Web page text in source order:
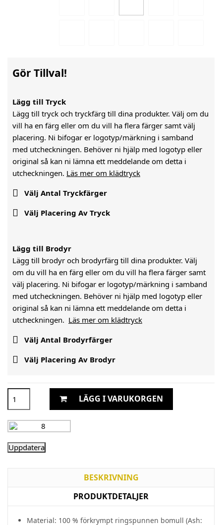
Gör Tillval!
Lägg till Tryck
Lägg till tryck och tryckfärg till dina produkter. Välj om du
vill ha en färg eller om du vill ha flera färger samt välj
placering. Ni bifogar er logotyp/märkning i samband
med utcheckningen. Behöver ni hjälp med logotyp eller
original så kan ni lämna ett meddelande om detta i
utcheckningen. Läs mer om klädtryck
 Välj Antal Tryckfärger
 Välj Placering Av Tryck
Lägg till Brodyr
Lägg till brodyr och brodyrfärg till dina produkter. Välj
om du vill ha en färg eller om du vill ha flera färger samt
välj placering. Ni bifogar er logotyp/märkning i samband
med utcheckningen. Behöver ni hjälp med logotyp eller
original så kan ni lämna ett meddelande om detta i
utcheckningen. Läs mer om klädtryck
 Välj Antal Brodyrfärger
 Välj Placering Av Brodyr
LÄGG I VARUKORGEN
BESKRIVNING
PRODUKTDETALJER
Material: 100 % förkrympt ringspunnen bomull (Ash: